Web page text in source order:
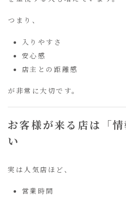
つまり、
入りやすさ
安心感
店主との距離感
が非常に大切です。
お客様が来る店は「
い
実は人気店ほど、
営業時間